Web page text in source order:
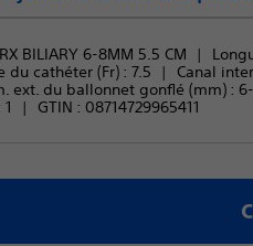
BILIARY 6-8MM 5.5 CM
du cathéter (Fr) : 7.5 Canal
ext. du ballonnet gonflé (mm) :
1 GTIN : 08714729965411